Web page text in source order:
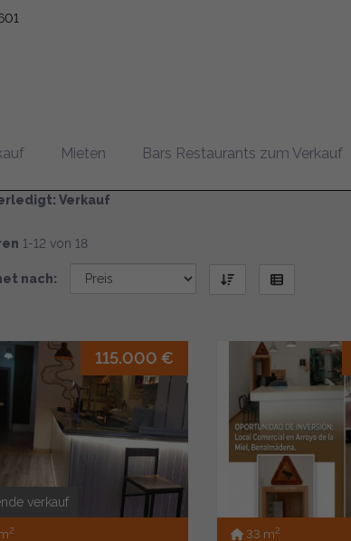
Mieten Bars Restaurants zum Verkauf
von Unternehmen
Verkauf
1-12 von 18
nach:
115.000 €
verkauf
2 33 m2